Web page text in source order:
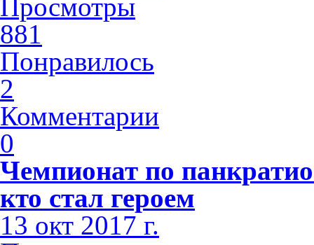
Просмотры
881
Понравилось
2
Комментарии
0
Чемпионат по
кто стал героем
13 окт 2017 г.